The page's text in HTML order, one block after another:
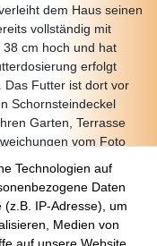
dem Haus seinen
vollständig mit
cm hoch und hat
erfolgt
Das Futter ist dort vor
Schornsteindeckel
Garten, Terrasse
vom Foto
Technologien auf
Daten
IP-Adresse), um
Medien von